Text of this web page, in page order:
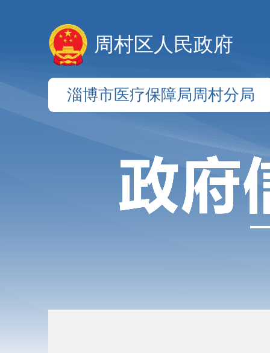
周村区人民政府
淄博市医疗保障局周村分局